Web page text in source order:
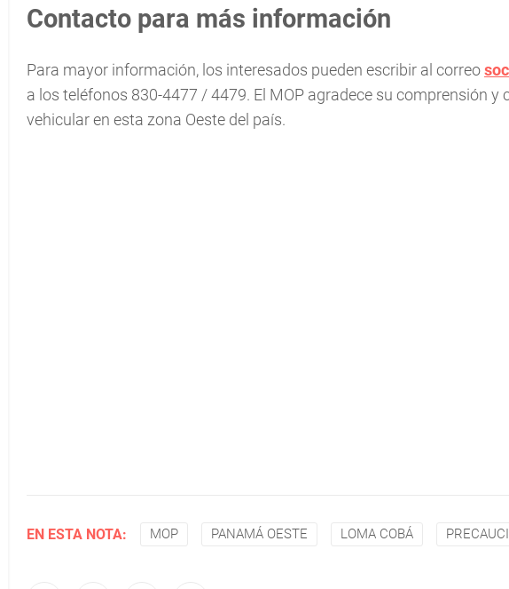
Contacto para más información
Para mayor información, los interesados pueden escribir al correo
a los teléfonos 830-4477 / 4479. El MOP agradece su comprensión
vehicular en esta zona Oeste del país.
EN ESTA NOTA: MOP PANAMÁ OESTE LOMA COBÁ